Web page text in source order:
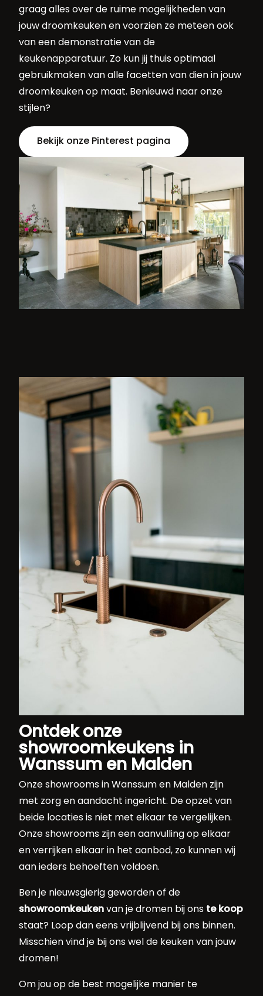
graag alles over de ruime mogelijkheden van
jouw droomkeuken en voorzien ze meteen ook
van een demonstratie van de
keukenapparatuur. Zo kun jij thuis optimaal
gebruikmaken van alle facetten van dien in jouw
droomkeuken op maat. Benieuwd naar onze
stijlen?
Bekijk onze Pinterest pagina
Ontdek onze
showroomkeukens in
Wanssum en Malden
Onze showrooms in Wanssum en Malden zijn
met zorg en aandacht ingericht. De opzet van
beide locaties is niet met elkaar te vergelijken.
Onze showrooms zijn een aanvulling op elkaar
en verrijken elkaar in het aanbod, zo kunnen wij
aan ieders behoeften voldoen.
Ben je nieuwsgierig geworden of de
showroomkeuken van je dromen bij ons te koop
staat? Loop dan eens vrijblijvend bij ons binnen.
Misschien vind je bij ons wel de keuken van jouw
dromen!
Om jou op de best mogelijke manier te